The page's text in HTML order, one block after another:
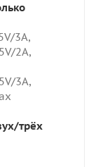
3A,
2A,
5V/3A,
трёх